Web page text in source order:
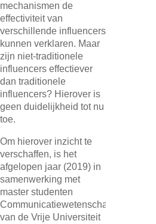
mechanismen de
effectiviteit van
verschillende influencers
kunnen verklaren. Maar
zijn niet-traditionele
influencers effectiever
dan traditionele
influencers? Hierover is
geen duidelijkheid tot nu
toe.
Om hierover inzicht te
verschaffen, is het
afgelopen jaar (2019) in
samenwerking met
master studenten
Communicatiewetenschap
van de Vrije Universiteit